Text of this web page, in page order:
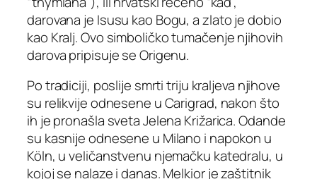
darovana je Isusu kao Bogu, a zlato je dobio
kao Kralj. Ovo simboličko tumačenje njihovih
darova pripisuje se Origenu.
Po tradiciji, poslije smrti triju kraljeva njihove
su relikvije odnesene u Carigrad, nakon što
ih je pronašla sveta Jelena Križarica. Odande
su kasnije odnesene u Milano i napokon u
Köln, u veličanstvenu njemačku katedralu, u
kojoj se nalaze i danas. Melkior je zaštitnik